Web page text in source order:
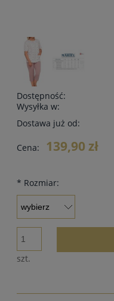
Dostępność:
Wysyłka w:
Dostawa już od:
Cena: 139,90 zł
* Rozmiar:
szt.